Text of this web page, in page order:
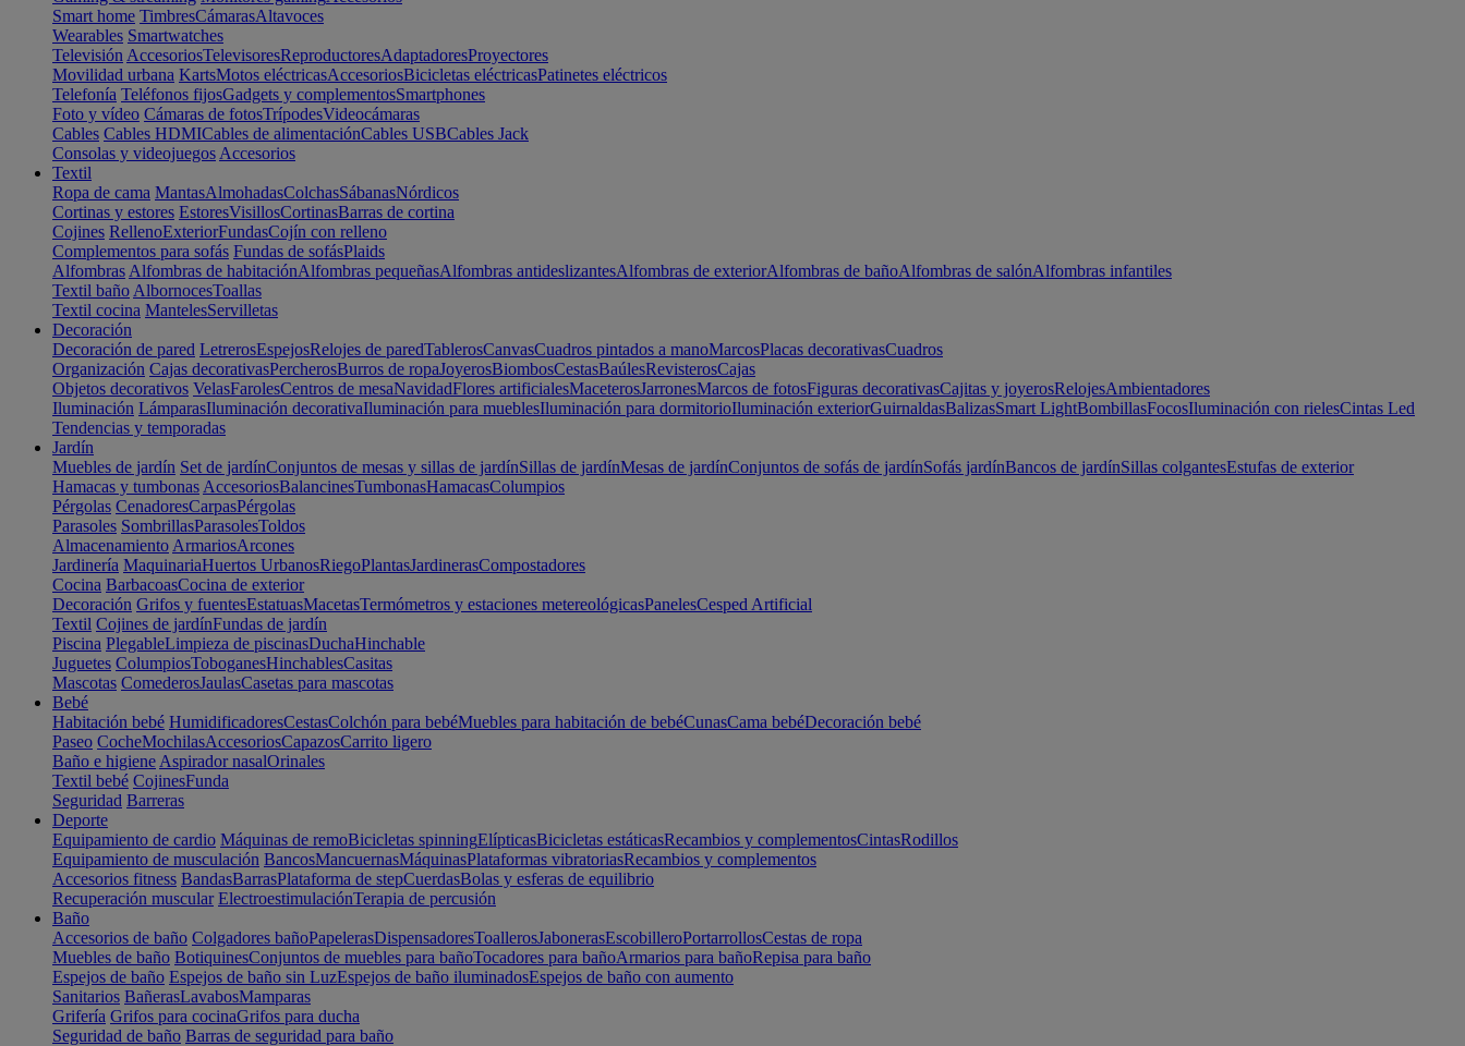
Smart home TimbresCámarasAltavoces
Wearables Smartwatches
Televisión AccesoriosTelevisoresReproductoresAdaptadoresProyectores
Movilidad urbana KartsMotos eléctricasAccesoriosBicicletas eléctricasPatinetes eléctricos
Telefonía Teléfonos fijosGadgets y complementosSmartphones
Foto y vídeo Cámaras de fotosTrípodesVideocámaras
Cables Cables HDMICables de alimentaciónCables USBCables Jack
Consolas y videojuegos Accesorios
Textil
Ropa de cama MantasAlmohadasColchasSábanasNórdicos
Cortinas y estores EstoresVisillosCortinasBarras de cortina
Cojines RellenoExteriorFundasCojín con relleno
Complementos para sofás Fundas de sofásPlaids
Alfombras Alfombras de habitaciónAlfombras pequeñasAlfombras antideslizantesAlfombras de exteriorAlfombras de bañoAlfombras de salónAlfombras infantiles
Textil baño AlbornocesToallas
Textil cocina MantelesServilletas
Decoración
Decoración de pared LetrerosEspejosRelojes de paredTablerosCanvasCuadros pintados a manoMarcosPlacas decorativasCuadros
Organización Cajas decorativasPercherosBurros de ropaJoyerosBiombosCestasBaúlesRevisterosCajas
Objetos decorativos VelasFarolesCentros de mesaNavidadFlores artificialesMaceterosJarronesMarcos de fotosFiguras decorativasCajitas y joyerosRelojesAmbientadores
Iluminación LámparasIluminación decorativaIluminación para mueblesIluminación para dormitorioIluminación exteriorGuirnaldasBalizasSmart LightBombillasFocosIluminación con rielesCintas Led
Tendencias y temporadas
Jardín
Muebles de jardín Set de jardínConjuntos de mesas y sillas de jardínSillas de jardínMesas de jardínConjuntos de sofás de jardínSofás jardínBancos de jardínSillas colgantesEstufas de exterior
Hamacas y tumbonas AccesoriosBalancinesTumbonasHamacasColumpios
Pérgolas CenadoresCarpasPérgolas
Parasoles SombrillasParasolesToldos
Almacenamiento ArmariosArcones
Jardinería MaquinariaHuertos UrbanosRiegoPlantasJardinerasCompostadores
Cocina BarbacoasCocina de exterior
Decoración Grifos y fuentesEstatuasMacetasTermómetros y estaciones metereológicasPanelesCesped Artificial
Textil Cojines de jardínFundas de jardín
Piscina PlegableLimpieza de piscinasDuchaHinchable
Juguetes ColumpiosToboganesHinchablesCasitas
Mascotas ComederosJaulasCasetas para mascotas
Bebé
Habitación bebé HumidificadoresCestasColchón para bebéMuebles para habitación de bebéCunasCama bebéDecoración bebé
Paseo CocheMochilasAccesoriosCapazosCarrito ligero
Baño e higiene Aspirador nasalOrinales
Textil bebé CojinesFunda
Seguridad Barreras
Deporte
Equipamiento de cardio Máquinas de remoBicicletas spinningElípticasBicicletas estáticasRecambios y complementosCintasRodillos
Equipamiento de musculación BancosMancuernasMáquinasPlataformas vibratoriasRecambios y complementos
Accesorios fitness BandasBarrasPlataforma de stepCuerdasBolas y esferas de equilibrio
Recuperación muscular ElectroestimulaciónTerapia de percusión
Baño
Accesorios de baño Colgadores bañoPapelerasDispensadoresToallerosJabonerasEscobilleroPortarrollosCestas de ropa
Muebles de baño BotiquinesConjuntos de muebles para bañoTocadores para bañoArmarios para bañoRepisa para baño
Espejos de baño Espejos de baño sin LuzEspejos de baño iluminadosEspejos de baño con aumento
Sanitarios BañerasLavabosMamparas
Grifería Grifos para cocinaGrifos para ducha
Seguridad de baño Barras de seguridad para baño